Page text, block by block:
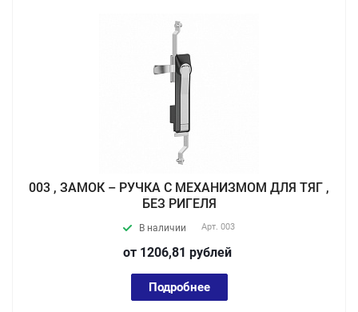
003 , ЗАМОК – РУЧКА С МЕХАНИЗМОМ ДЛЯ ТЯГ ,
БЕЗ РИГЕЛЯ
В наличии Арт. 003
от 1206,81 рублей
Подробнее